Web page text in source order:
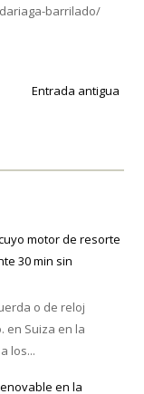
barrilado/
Entrada antigua
motor de resorte
30 min sin
o de reloj
en Suiza en la
los...
en la